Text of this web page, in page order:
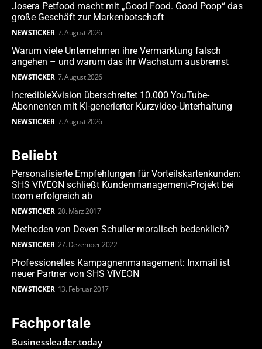
Josera Petfood macht mit „Good Food. Good Poop“ das
große Geschäft zur Markenbotschaft
NEWSTICKER 7. August 2026
Warum viele Unternehmen ihre Vermarktung falsch
angehen – und warum das ihr Wachstum ausbremst
NEWSTICKER 7. August 2026
IncredibleXvision überschreitet 10.000 YouTube-
Abonnenten mit KI-generierter Kurzvideo-Unterhaltung
NEWSTICKER 7. August 2026
Beliebt
Personalisierte Empfehlungen für Vorteilskartenkunden:
SHS VIVEON schließt Kundenmanagement-Projekt bei
toom erfolgreich ab
NEWSTICKER 20. März 2017
Methoden von Deven Schuller moralisch bedenklich?
NEWSTICKER 27. Dezember 2022
Professionelles Kampagnenmanagement: Inxmail ist
neuer Partner von SHS VIVEON
NEWSTICKER 13. Februar 2017
Fachportale
Businessleader.today